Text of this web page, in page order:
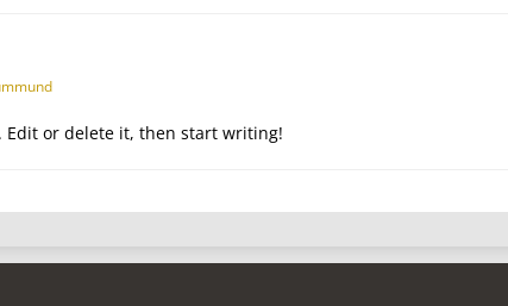
Edit or delete it, then start writing!